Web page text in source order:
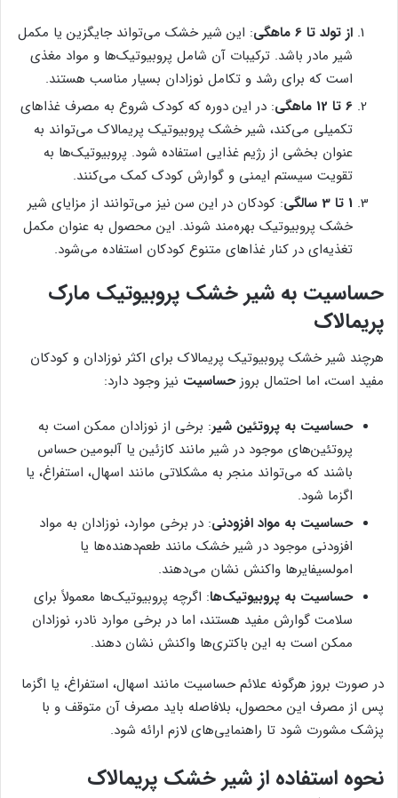
از تولد تا 6 ماهگی
: این شیر خشک می‌تواند جایگزین یا مکمل
شیر مادر باشد. ترکیبات آن شامل پروبیوتیک‌ها و مواد مغذی
است که برای رشد و تکامل نوزادان بسیار مناسب هستند.
6 تا 12 ماهگی
: در این دوره که کودک شروع به مصرف غذاهای
تکمیلی می‌کند، شیر خشک پروبیوتیک پریمالاک می‌تواند به
عنوان بخشی از رژیم غذایی استفاده شود. پروبیوتیک‌ها به
تقویت سیستم ایمنی و گوارش کودک کمک می‌کنند.
1 تا 3 سالگی
: کودکان در این سن نیز می‌توانند از مزایای شیر
خشک پروبیوتیک بهره‌مند شوند. این محصول به عنوان مکمل
تغذیه‌ای در کنار غذاهای متنوع کودکان استفاده می‌شود.
حساسیت به شیر خشک پروبیوتیک مارک
پریمالاک
هرچند شیر خشک پروبیوتیک پریمالاک برای اکثر نوزادان و کودکان
مفید است، اما احتمال بروزحساسیت نیز وجود دارد:
حساسیت به پروتئین شیر: برخی از نوزادان ممکن است به
پروتئین‌های موجود در شیر مانند کازئین یا آلبومین حساس
باشند که می‌تواند منجر به مشکلاتی مانند اسهال، استفراغ، یا
اگزما شود.
حساسیت به مواد افزودنی: در برخی موارد، نوزادان به مواد
افزودنی موجود در شیر خشک مانند طعم‌دهنده‌ها یا
امولسیفایرها واکنش نشان می‌دهند.
حساسیت به پروبیوتیک‌ها: اگرچه پروبیوتیک‌ها معمولاً برای
سلامت گوارش مفید هستند، اما در برخی موارد نادر، نوزادان
ممکن است به این باکتری‌ها واکنش نشان دهند.
در صورت بروز هرگونه علائم حساسیت مانند اسهال، استفراغ، یا اگزما
پس از مصرف این محصول، بلافاصله باید مصرف آن متوقف و با
پزشک مشورت شود تا راهنمایی‌های لازم ارائه شود.
نحوه استفاده از شیر خشک پریمالاک